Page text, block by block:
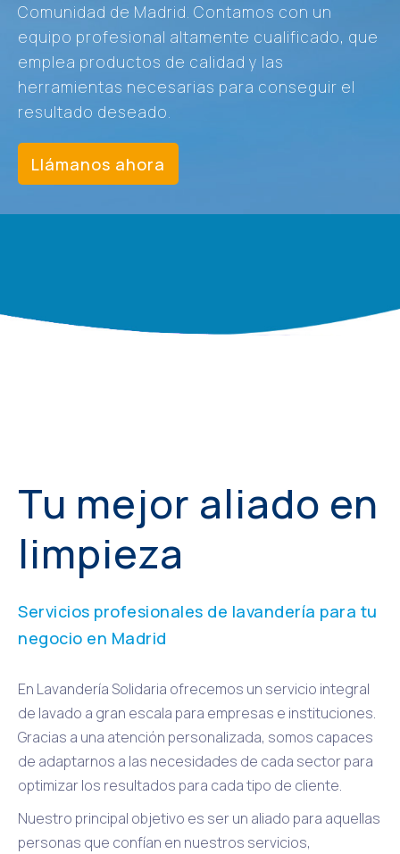
Comunidad de Madrid. Contamos con un
equipo profesional altamente cualificado, que
emplea productos de calidad y las
herramientas necesarias para conseguir el
resultado deseado.
Llámanos ahora
Tu mejor aliado en
limpieza
Servicios profesionales de lavandería para tu
negocio en Madrid
En Lavandería Solidaria ofrecemos un servicio integral
de lavado a gran escala para empresas e instituciones.
Gracias a una atención personalizada, somos capaces
de adaptarnos a las necesidades de cada sector para
optimizar los resultados para cada tipo de cliente.
Nuestro principal objetivo es ser un aliado para aquellas
personas que confían en nuestros servicios,